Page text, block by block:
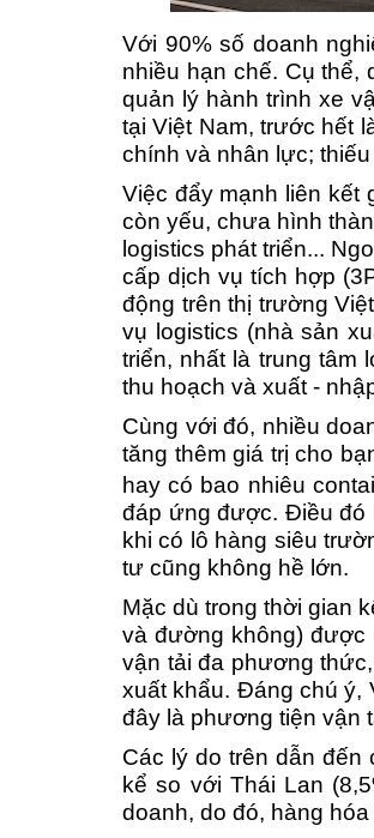
Với 90% số doanh
nhiều hạn chế. Cụ thể,
quản lý hành trình xe
tại Việt Nam, trước hết
chính và nhân lực;
Việc đẩy mạnh liên kết
còn yếu, chưa hình
logistics phát triển...
cấp dịch vụ tích hợp
động trên thị trường
vụ logistics (nhà sản
triển, nhất là trung tâm
thu hoạch và xuất -
Cùng với đó, nhiều
tăng thêm giá trị cho
hay có bao nhiêu
đáp ứng được. Điều đó
khi có lô hàng siêu
tư cũng không hề lớn.
Mặc dù trong thời gian k
và đường không) được
vận tải đa phương
xuất khẩu. Đáng chú ý,
đây là phương tiện vận
Các lý do trên dẫn đến
kể so với Thái Lan
doanh, do đó, hàng